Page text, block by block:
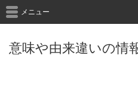
意味や由来違いの情
メニュー